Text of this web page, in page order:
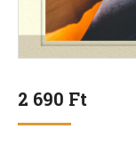
2 690 Ft